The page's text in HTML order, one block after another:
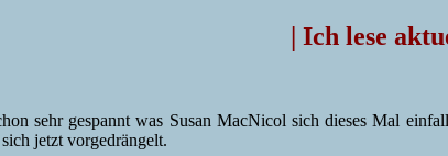
| Ich lese
sehr gespannt was Susan MacNicol sich dieses Mal
jetzt vorgedrängelt.